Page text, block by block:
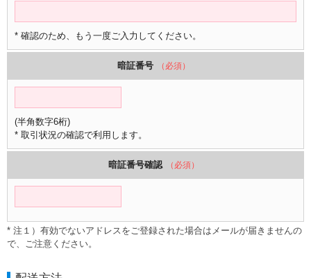
* 確認のため、もう一度ご入力してください。
暗証番号 （必須）
(半角数字6桁)
* 取引状況の確認で利用します。
暗証番号確認 （必須）
* 注１）有効でないアドレスをご登録された場合はメールが届きませんの
で、ご注意ください。